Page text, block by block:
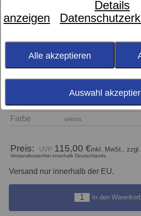
Details
anzeigen
Alle akzeptieren
Auswahl
Größe
Farbe
weiss
Preis: 115,00 €inkl. MwSt., zzgl.
Versandkostenfrei innerhalb Deutschlands.
Versand nur innerhalb der EU.
In den